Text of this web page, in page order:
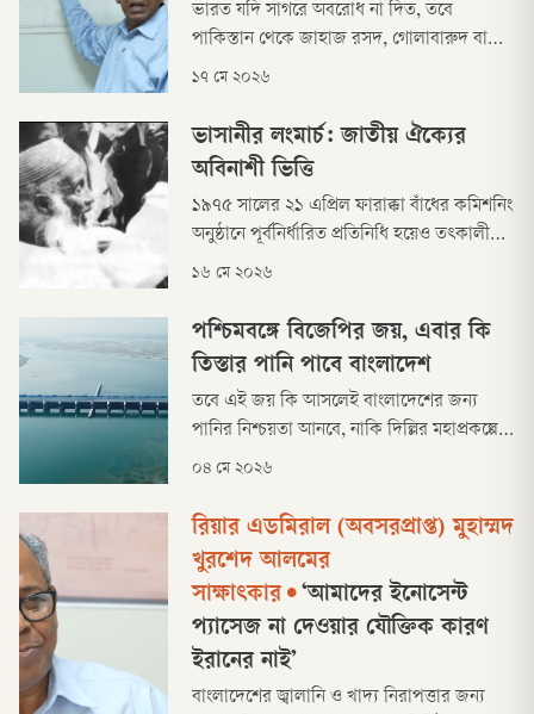
ভারত যদি সাগরে অবরোধ না দিত, তবে
পাকিস্তান থেকে জাহাজ রসদ, গোলাবারুদ বা
তেল নিয়ে এখানে আসতে পারত। এই অবরোধ
সময় আমাদের ওপরও এমন অবরোধ আসতে
পারে, যেমনটা বর্তমানে আমেরিকা দিচ্ছে।
অবরোধ দিলে আমাদের তেল আনার বিকল্প
কোনো স্থলপথ বা রুট নেই।
১৭ মে ২০২৬
ভাসানীর লংমার্চ: জাতীয় ঐক্যের
অবিনাশী ভিত্তি
১৯৭৫ সালের ২১ এপ্রিল ফারাক্কা বাঁধের কমিশনিং
অনুষ্ঠানে পূর্বনির্ধারিত প্রতিনিধি হয়েও তৎকালীন
বাকশাল সরকারের পানিসম্পদমন্ত্রী আব্দুর রব
তৎকালীন সরকার ১৮ এপ্রিলে দেওয়া একটি
সাময়িক অনুমোদনের ভিত্তিতে ২১ এপ্রিলেই
ভারতের ফারাক্কা বাঁধ কমিশনিংয়ের সিদ্ধান্তে
হতাশ
১৬ মে ২০২৬
পশ্চিমবঙ্গে বিজেপির জয়, এবার কি
তিস্তার পানি পাবে বাংলাদেশ
তবে এই জয় কি আসলেই বাংলাদেশের জন্য
পানির নিশ্চয়তা আনবে, নাকি দিল্লির মহাপ্রকল্পের
আড়ালে পরিস্থিতি আরও জটিল হবে, তা নিয়ে বড়
০৪ মে ২০২৬
রিয়ার এডমিরাল (অবসরপ্রাপ্ত) মুহাম্মদ
খুরশেদ আলমের
সাক্ষাৎকার •‘আমাদের ইনোসেন্ট
প্যাসেজ না দেওয়ার যৌক্তিক কারণ
ইরানের নাই’
বাংলাদেশের জ্বালানি ও খাদ্য নিরাপত্তার জন্য